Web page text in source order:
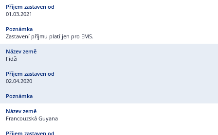
01.03.2021
Zastavení příjmu platí jen pro EMS.
Fidži
02.04.2020
Francouzská Guyana